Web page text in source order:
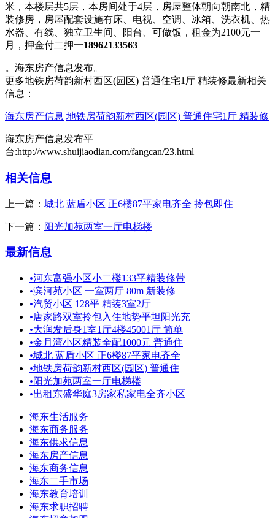
米，本楼层共5层，本房间处于4层，房屋整体朝向朝南北，精
装修房，房屋配套设施有床、电视、空调、冰箱、洗衣机、热
水器、有线、独立卫生间、阳台、可做饭，租金为2100元一
月，押金付二押一18962133563
。海东房产信息发布。
更多地铁房荷韵新村西区(园区) 普通住宅1厅 精装修最新相关
信息：
海东房产信息 地铁房荷韵新村西区(园区) 普通住宅1厅 精装修
海东房产信息发布平
台:http://www.shuijiaodian.com/fangcan/23.html
相关信息
上一篇： 城北 蓝盾小区 正6楼87平家电齐全 拎包即住
下一篇： 阳光加苑两室一厅电梯楼
最新信息
•河东富强小区小二楼133平精装修带
•滨河苑小区 一室两厅 80m 新装修
•汽贸小区 128平 精装3室2厅
•唐家路双室拎包入住地势平坦阳光充
•大润发后身1室1厅4楼45001厅 简单
•金月湾小区精装全配1000元 普通住
•城北 蓝盾小区 正6楼87平家电齐全
•地铁房荷韵新村西区(园区) 普通住
•阳光加苑两室一厅电梯楼
•出租东盛华庭3房家私家电全齐小区
海东生活服务
海东商务服务
海东供求信息
海东房产信息
海东商务信息
海东二手市场
海东教育培训
海东求职招聘